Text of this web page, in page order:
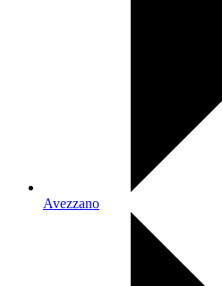
Avezzano